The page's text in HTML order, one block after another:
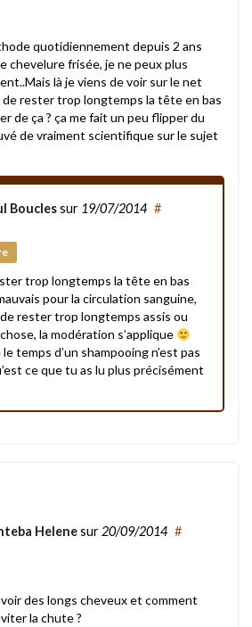
quotidiennement depuis 2 ans
chevelure frisée, je ne peux plus
là je viens de voir sur le net
de rester trop longtemps la tête en bas
de ça ? ça me fait un peu flipper du
de vraiment scientifique sur le sujet
Bouclessur 19/07/2014 #
trop longtemps la tête en bas
pour la circulation sanguine,
rester trop longtemps assis ou
la modération s’applique
temps d’un shampooing n’est pas
ce que tu as lu plus précisément
Helenesur 20/09/2014 #
des longs cheveux et comment
la chute ?